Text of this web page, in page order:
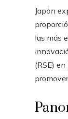
Japón
las más
(RSE)